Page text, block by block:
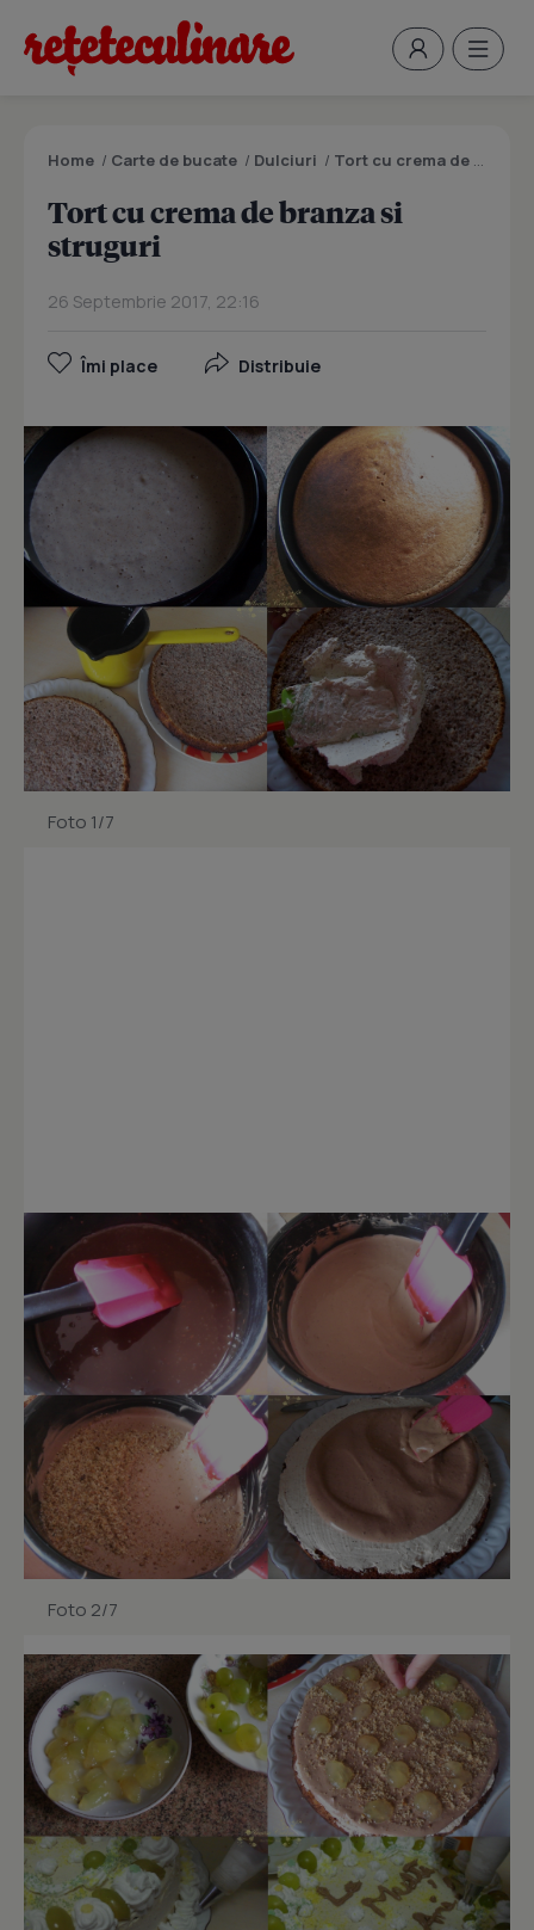
Home / Carte de bucate / Dulciuri / Tort cu crema de branza si struguri
Tort cu crema de branza si
struguri
26 Septembrie 2017, 22:16
Îmi place Distribuie
Foto 1/7
Foto 2/7